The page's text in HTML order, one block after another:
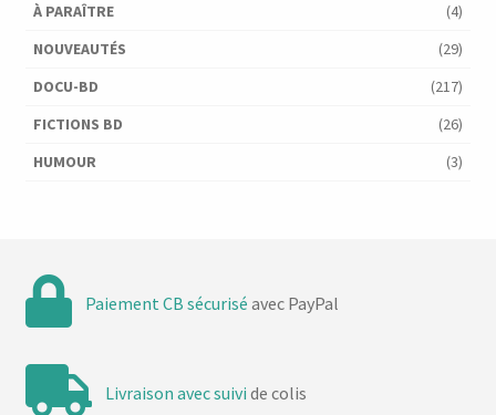
À PARAÎTRE
(4)
NOUVEAUTÉS
(29)
DOCU-BD
(217)
FICTIONS BD
(26)
HUMOUR
(3)
Paiement CB sécurisé avec PayPal
Livraison avec suivi de colis